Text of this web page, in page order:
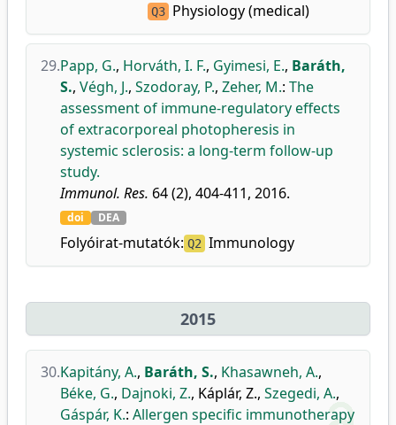
Q3 Physiology (medical)
29.Papp, G., Horváth, I. F., Gyimesi, E., Baráth,
S., Végh, J., Szodoray, P., Zeher, M.: The
assessment of immune-regulatory effects
of extracorporeal photopheresis in
systemic sclerosis: a long-term follow-up
study.
Immunol. Res. 64 (2), 404-411, 2016.
doi DEA
Folyóirat-mutatók: Q2 Immunology
2015
30.Kapitány, A., Baráth, S., Khasawneh, A.,
Béke, G., Dajnoki, Z., Káplár, Z., Szegedi, A.,
Gáspár, K.: Allergen specific immunotherapy